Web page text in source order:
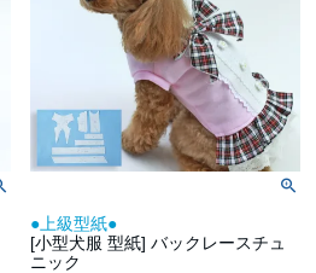
●上級型紙●
[小型犬服 型紙] バックレースチュ
ニック